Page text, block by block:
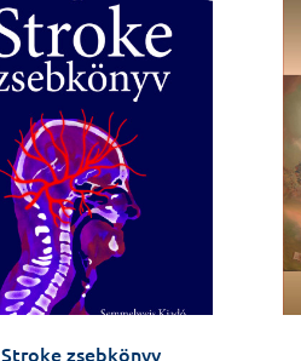
Stroke zsebkönyv